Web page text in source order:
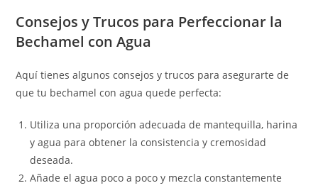
Consejos y Trucos para Perfeccionar la
Bechamel con Agua
Aquí tienes algunos consejos y trucos para asegurarte de
que tu bechamel con agua quede perfecta:
Utiliza una proporción adecuada de mantequilla, harina
y agua para obtener la consistencia y cremosidad
deseada.
Añade el agua poco a poco y mezcla constantemente